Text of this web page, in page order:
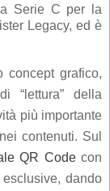
Serie C per la
Legacy, ed è
concept grafico,
“lettura” della
più importante
contenuti. Sul
QR Codecon
dando